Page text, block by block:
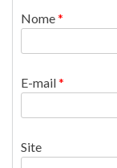
Nome*
E-mail*
Site